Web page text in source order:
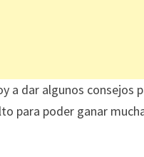
a dar algunos consejos
para poder ganar